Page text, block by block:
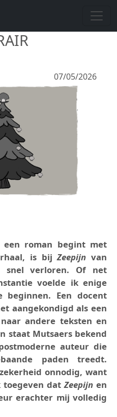
07/05/2026
roman begint met
is bijZeepijnvan
snel verloren. Of net
voelde ik enige
Een docent
aangekondigd als een
andere teksten en
staat Mutsaers bekend
auteur die
paden treedt.
onnodig, want
toegeven datZeepijn en
erachter mij volledig